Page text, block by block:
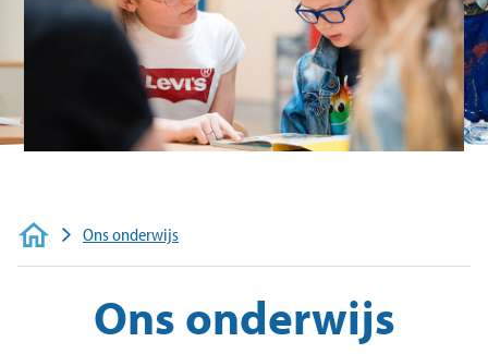
Ouderinformatie
Nieuws
Agenda
Contact Ons onderwijs
Ons onderwijs